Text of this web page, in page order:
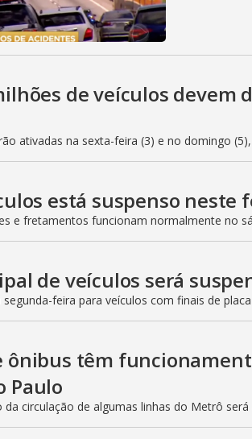
de veículos devem
ativadas na sexta-feira (3) e no domingo
está suspenso neste
e fretamentos funcionam normalmente no
de veículos será
feira para veículos com finais de
ônibus têm
Paulo
da circulação de algumas linhas do Metrô